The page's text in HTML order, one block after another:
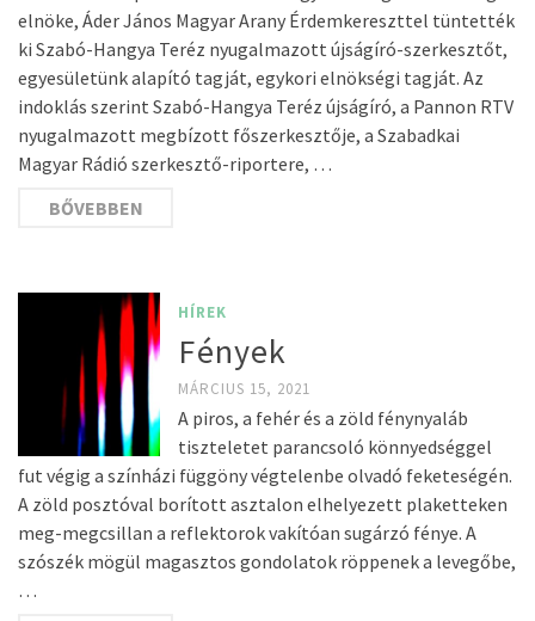
elnöke, Áder János Magyar Arany Érdemkereszttel tüntették
ki Szabó-Hangya Teréz nyugalmazott újságíró-szerkesztőt,
egyesületünk alapító tagját, egykori elnökségi tagját. Az
indoklás szerint Szabó-Hangya Teréz újságíró, a Pannon RTV
nyugalmazott megbízott főszerkesztője, a Szabadkai
Magyar Rádió szerkesztő-riportere, …
BŐVEBBEN
HÍREK
Fények
MÁRCIUS 15, 2021
A piros, a fehér és a zöld fénynyaláb
tiszteletet parancsoló könnyedséggel
fut végig a színházi függöny végtelenbe olvadó feketeségén.
A zöld posztóval borított asztalon elhelyezett plaketteken
meg-megcsillan a reflektorok vakítóan sugárzó fénye. A
szószék mögül magasztos gondolatok röppenek a levegőbe,
…